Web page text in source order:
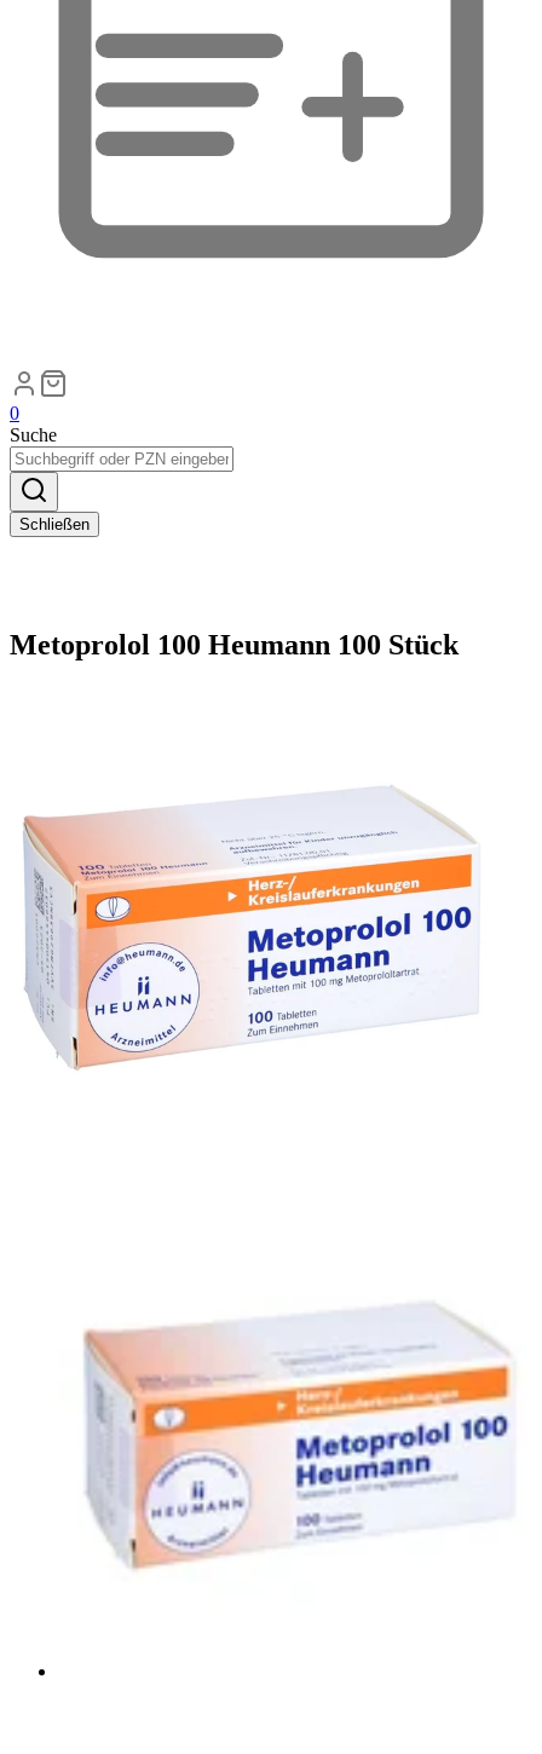
0
Suche
Schließen
Metoprolol 100 Heumann 100 Stück